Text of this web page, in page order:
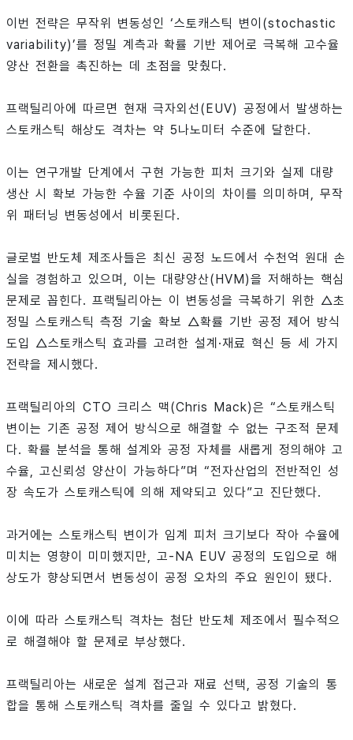
이번 전략은 무작위 변동성인 ‘스토캐스틱 변이(stochastic
variability)’를 정밀 계측과 확률 기반 제어로 극복해 고수율
양산 전환을 촉진하는 데 초점을 맞췄다.
프랙틸리아에 따르면 현재 극자외선(EUV) 공정에서 발생하는
스토캐스틱 해상도 격차는 약 5나노미터 수준에 달한다.
이는 연구개발 단계에서 구현 가능한 피처 크기와 실제 대량
생산 시 확보 가능한 수율 기준 사이의 차이를 의미하며, 무작
위 패터닝 변동성에서 비롯된다.
글로벌 반도체 제조사들은 최신 공정 노드에서 수천억 원대 손
실을 경험하고 있으며, 이는 대량양산(HVM)을 저해하는 핵심
문제로 꼽힌다. 프랙틸리아는 이 변동성을 극복하기 위한 △초
정밀 스토캐스틱 측정 기술 확보 △확률 기반 공정 제어 방식
도입 △스토캐스틱 효과를 고려한 설계·재료 혁신 등 세 가지
전략을 제시했다.
프랙틸리아의 CTO 크리스 맥(Chris Mack)은 “스토캐스틱
변이는 기존 공정 제어 방식으로 해결할 수 없는 구조적 문제
다. 확률 분석을 통해 설계와 공정 자체를 새롭게 정의해야 고
수율, 고신뢰성 양산이 가능하다”며 “전자산업의 전반적인 성
장 속도가 스토캐스틱에 의해 제약되고 있다”고 진단했다.
과거에는 스토캐스틱 변이가 임계 피처 크기보다 작아 수율에
미치는 영향이 미미했지만, 고-NA EUV 공정의 도입으로 해
상도가 향상되면서 변동성이 공정 오차의 주요 원인이 됐다.
이에 따라 스토캐스틱 격차는 첨단 반도체 제조에서 필수적으
로 해결해야 할 문제로 부상했다.
프랙틸리아는 새로운 설계 접근과 재료 선택, 공정 기술의 통
합을 통해 스토캐스틱 격차를 줄일 수 있다고 밝혔다.